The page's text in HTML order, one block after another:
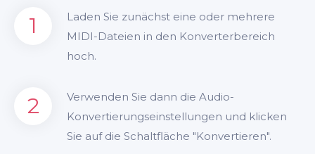
1
Laden Sie zunächst eine oder mehrere
MIDI-Dateien in den Konverterbereich
hoch.
2
Verwenden Sie dann die Audio-
Konvertierungseinstellungen und klicken
Sie auf die Schaltfläche "Konvertieren".